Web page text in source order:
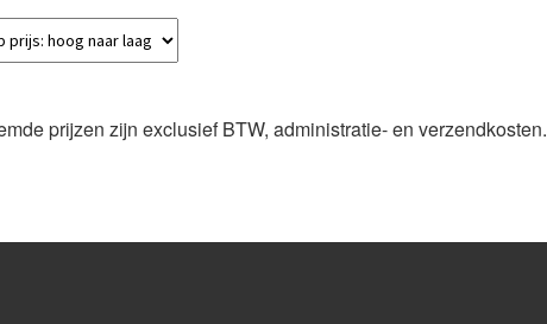
prijzen zijn exclusief BTW, administratie- en verzendkosten.